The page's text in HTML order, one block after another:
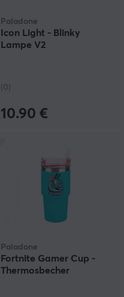
Paladone
Icon Light - Blinky
Lampe V2
(0)
10.90 €
Paladone
Fortnite Gamer Cup -
Thermosbecher